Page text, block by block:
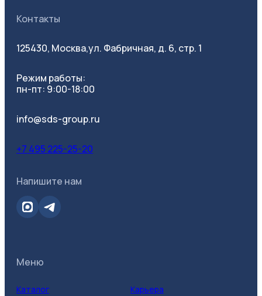
Контакты
125430, Москва,ул. Фабричная, д. 6, стр. 1
Режим работы:
пн-пт: 9:00-18:00
info@sds-group.ru
+7 495 225-25-20
Напишите нам
Меню
Каталог Карьера